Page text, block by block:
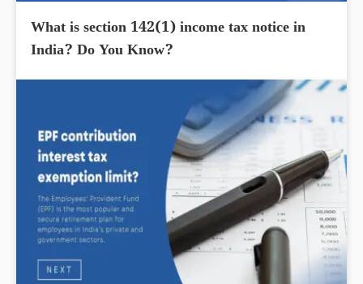
What is section 142(1) income tax notice in
India? Do You Know?